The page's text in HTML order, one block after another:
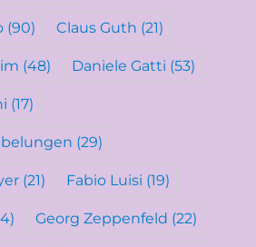
(90) Claus Guth (21)
(48) Daniele Gatti (53)
(17)
(29)
(21) Fabio Luisi (19)
Georg Zeppenfeld (22)